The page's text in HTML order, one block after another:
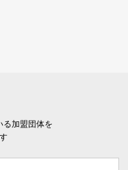
る加盟団体を